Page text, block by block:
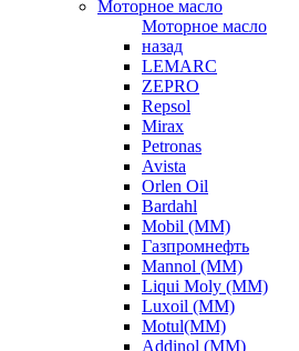
Моторное масло
Моторное масло
назад
LEMARC
ZEPRO
Repsol
Mirax
Petronas
Avista
Orlen Oil
Bardahl
Mobil (ММ)
Газпромнефть
Mannol (ММ)
Liqui Moly (ММ)
Luxoil (ММ)
Motul(ММ)
Addinol (ММ)